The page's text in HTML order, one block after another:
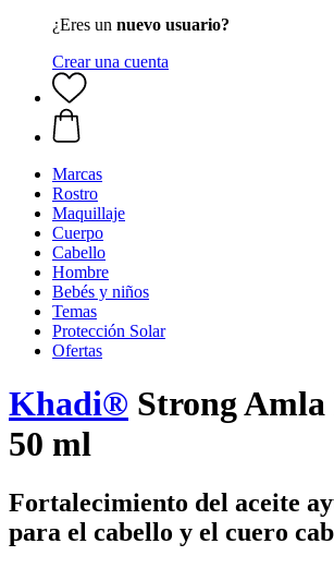
¿Eres un nuevo usuario?
Crear una cuenta
Marcas
Rostro
Maquillaje
Cuerpo
Cabello
Hombre
Bebés y niños
Temas
Protección Solar
Ofertas
Khadi® Strong
50 ml
Fortalecimiento del aceite
para el cabello y el cuero